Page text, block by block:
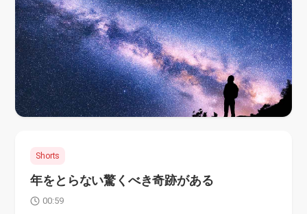
Shorts
年をとらない驚くべき奇跡がある
00:59